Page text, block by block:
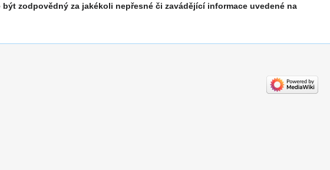
zodpovědný za jakékoli nepřesné či zavádějící informace uvedené na